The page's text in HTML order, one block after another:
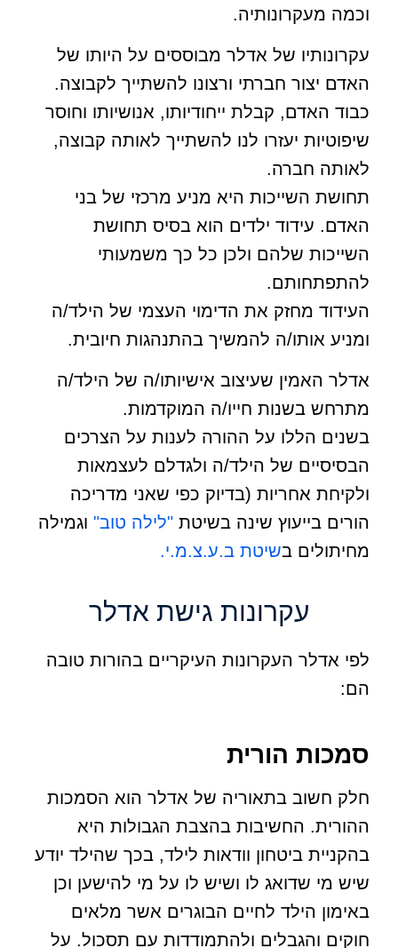
וכמה מעקרונותיה.
עקרונותיו של אדלר מבוססים על היותו של
האדם יצור חברתי ורצונו להשתייך לקבוצה.
כבוד האדם, קבלת ייחודיותו, אנושיותו וחוסר
שיפוטיות יעזרו לנו להשתייך לאותה קבוצה,
לאותה חברה.
תחושת השייכות היא מניע מרכזי של בני
האדם. עידוד ילדים הוא בסיס תחושת
השייכות שלהם ולכן כל כך משמעותי
להתפתחותם.
העידוד מחזק את הדימוי העצמי של הילד/ה
ומניע אותו/ה להמשיך בהתנהגות חיובית.
אדלר האמין שעיצוב אישיותו/ה של הילד/ה
מתרחש בשנות חייו/ה המוקדמות.
בשנים הללו על ההורה לענות על הצרכים
הבסיסיים של הילד/ה ולגדלם לעצמאות
ולקיחת אחריות (בדיוק כפי שאני מדריכה
הורים בייעוץ שינה בשיטת"לילה טוב" וגמילה
מחיתולים בשיטת ב.ע.צ.מ.י.
עקרונות גישת אדלר
לפי אדלר העקרונות העיקריים בהורות טובה
הם:
סמכות הורית
חלק חשוב בתאוריה של אדלר הוא הסמכות
ההורית. החשיבות בהצבת הגבולות היא
בהקניית ביטחון וודאות לילד, בכך שהילד יודע
שיש מי שדואג לו ושיש לו על מי להישען וכן
באימון הילד לחיים הבוגרים אשר מלאים
חוקים והגבלים ולהתמודדות עם תסכול. על